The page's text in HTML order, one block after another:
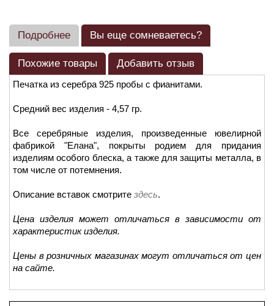
Подробнее Вы еще сомневаетесь?
Похожие товары Добавить отзыв
Печатка из серебра 925 пробы с фианитами.
Средний вес изделия - 4,57 гр.
Все серебряные изделия, произведенные ювелирной
фабрикой "Елана", покрыты родием для придания
изделиям особого блеска, а также для защиты металла, в
том числе от потемнения.
Описание вставок смотрите здесь.
Цена изделия может отличаться в зависимости от
характеристик изделия.
Цены в розничных магазинах могут отличаться от цен
на сайте.